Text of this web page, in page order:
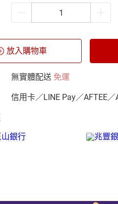
放入購物車
無實體配送 免運
信用卡／LINE Pay／AFTEE／